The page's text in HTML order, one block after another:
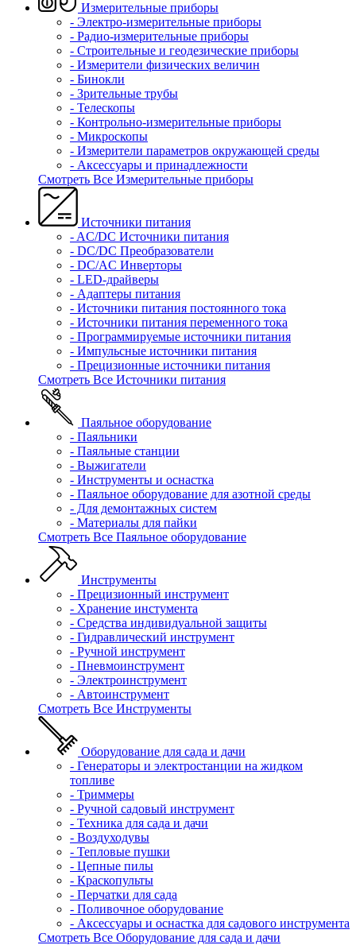
Измерительные приборы
- Электро-измерительные приборы
- Радио-измерительные приборы
- Строительные и геодезические приборы
- Измерители физических величин
- Бинокли
- Зрительные трубы
- Телескопы
- Контрольно-измерительные приборы
- Микроскопы
- Измерители параметров окружающей среды
- Аксессуары и принадлежности
Смотреть Все Измерительные приборы
Источники питания
- AC/DC Источники питания
- DC/DC Преобразователи
- DC/AC Инверторы
- LED-драйверы
- Адаптеры питания
- Источники питания постоянного тока
- Источники питания переменного тока
- Программируемые источники питания
- Импульсные источники питания
- Прецизионные источники питания
Смотреть Все Источники питания
Паяльное оборудование
- Паяльники
- Паяльные станции
- Выжигатели
- Инструменты и оснастка
- Паяльное оборудование для азотной среды
- Для демонтажных систем
- Материалы для пайки
Смотреть Все Паяльное оборудование
Инструменты
- Прецизионный инструмент
- Хранение инстумента
- Средства индивидуальной защиты
- Гидравлический инструмент
- Ручной инструмент
- Пневмоинструмент
- Электроинструмент
- Автоинструмент
Смотреть Все Инструменты
Оборудование для сада и дачи
- Генераторы и электростанции на жидком
топливе
- Триммеры
- Ручной садовый инструмент
- Техника для сада и дачи
- Воздуходувы
- Тепловые пушки
- Цепные пилы
- Краскопульты
- Перчатки для сада
- Поливочное оборудование
- Аксессуары и оснастка для садового инструмента
Смотреть Все Оборудование для сада и дачи